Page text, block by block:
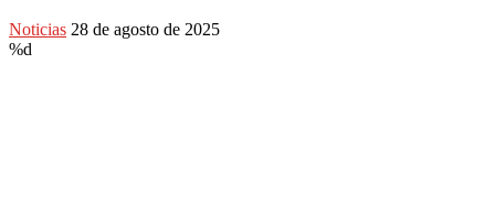
Noticias 28 de agosto de 2025
%d